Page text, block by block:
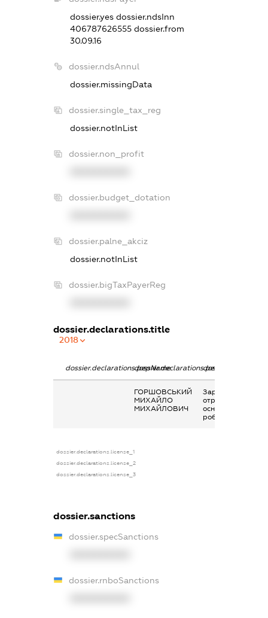
dossier.yes dossier.ndsInn
406787626555 dossier.from
30.09.16
dossier.ndsAnnul
dossier.missingData
dossier.single_tax_reg
dossier.notInList
dossier.non_profit
dossier.budget_dotation
dossier.palne_akciz
dossier.notInList
dossier.bigTaxPayerReg
dossier.declarations.title
2018
dossier.declarations.pepNamedossier.declarations.personName
ГОРШОВСЬКИЙ
МИХАЙЛО
МИХАЙЛОВИЧ
Заробітна плата
отримана за
основним місцем
роботи
dossier.declarations.license_1
dossier.declarations.license_2
dossier.declarations.license_3
dossier.sanctions
dossier.specSanctions
dossier.rnboSanctions